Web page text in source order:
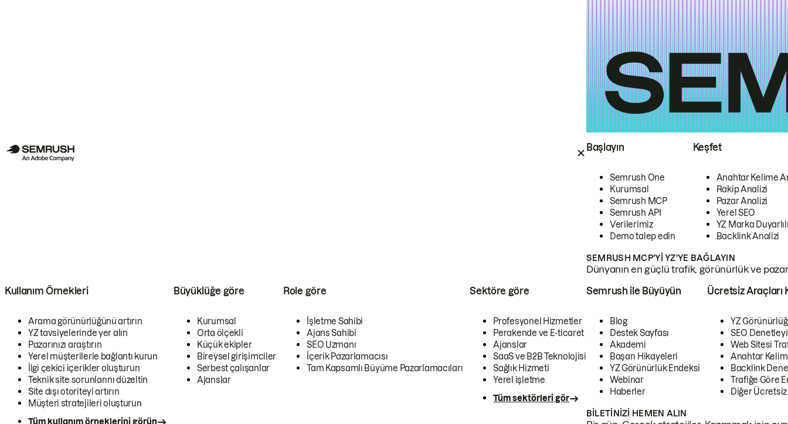
Başlayın
Semrush One
Kurumsal
Semrush MCP
Semrush API
Verilerimiz
Demo talep edin
Keşfet
Anahtar Kelime
Rakip Analizi
Pazar Analizi
Yerel SEO
YZ Marka
Backlink Analizi
SEMRUSH MCP'YI YZ'YE BAĞLAYIN
Dünyanın en güçlü trafik, görünürlük ve
Kullanım Örnekleri
Arama görünürlüğünü artırın
YZ tavsiyelerinde yer alın
Pazarınızı araştırın
Yerel müşterilerle bağlantı kurun
İlgi çekici içerikler oluşturun
Teknik site sorunlarını düzeltin
Site dışı otoriteyi artırın
Müşteri stratejileri oluşturun
Tüm kullanım örneklerini görün
Büyüklüğe göre
Kurumsal
Orta ölçekli
Küçük ekipler
Bireysel girişimciler
Serbest çalışanlar
Ajanslar
Role göre
İşletme Sahibi
Ajans Sahibi
SEO Uzmanı
İçerik Pazarlamacısı
Tam Kapsamlı Büyüme Pazarlamacıları
Sektöre göre
Profesyonel Hizmetler
Perakende ve E-ticaret
Ajanslar
SaaS ve B2B Teknolojisi
Sağlık Hizmeti
Yerel işletme
Tüm sektörleri gör
Semrush ile Büyüyün
Blog
Destek Sayfası
Akademi
Başarı Hikayeleri
YZ Görünürlük Endeksi
Webinar
Haberler
Ücretsiz Araçları
YZ
SEO
Web Sitesi
Anahtar
Backlink
Trafiğe Göre
Diğer
BILETINIZI HEMEN ALIN